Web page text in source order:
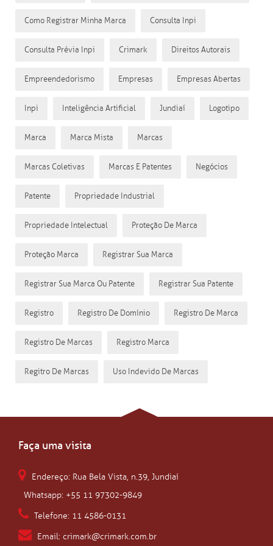
Como Registrar Minha Marca Consulta Inpi
Consulta Prévia Inpi Crimark Direitos Autorais
Empreendedorismo Empresas Empresas Abertas
Inpi Inteligência Artificial Jundiaí Logotipo
Marca Marca Mista Marcas
Marcas Coletivas Marcas E Patentes Negócios
Patente Propriedade Industrial
Propriedade Intelectual Proteção De Marca
Proteção Marca Registrar Sua Marca
Registrar Sua Marca Ou Patente Registrar Sua Patente
Registro Registro De Domínio Registro De Marca
Registro De Marcas Registro Marca
Regitro De Marcas Uso Indevido De Marcas
Faça uma visita
Endereço: Rua Bela Vista, n.39, Jundiaí
Whatsapp: +55 11 97302-9849
Telefone: 11 4586-0131
Email: crimark@crimark.com.br